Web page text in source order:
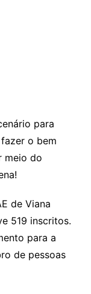
para
o bem
meio do
de Viana
519 inscritos.
para a
de pessoas